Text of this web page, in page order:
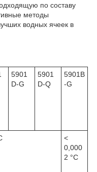
по составу
методы
водных ячеек в
5901
D-G
5901
D-Q
5901B
-G
<
0,000
2 °C